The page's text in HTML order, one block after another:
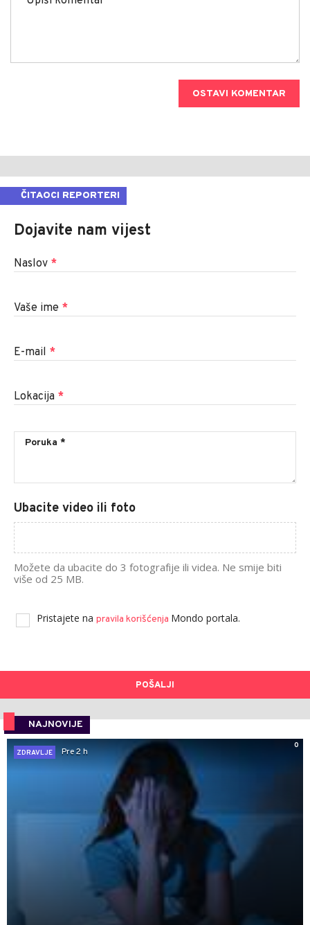
OSTAVI KOMENTAR
ČITAOCI REPORTERI
Dojavite nam vijest
Naslov *
Vaše ime *
E-mail *
Lokacija *
Ubacite video ili foto
Možete da ubacite do 3 fotografije ili videa. Ne smije biti
više od 25 MB.
Pristajete na pravila korišćenja Mondo portala.
POŠALJI
NAJNOVIJE
0
ZDRAVLJE
Pre 2 h